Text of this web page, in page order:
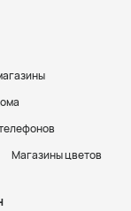
Магазины цветов